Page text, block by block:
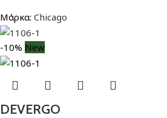
Μάρκα: Chicago
-10% New
DEVERGO